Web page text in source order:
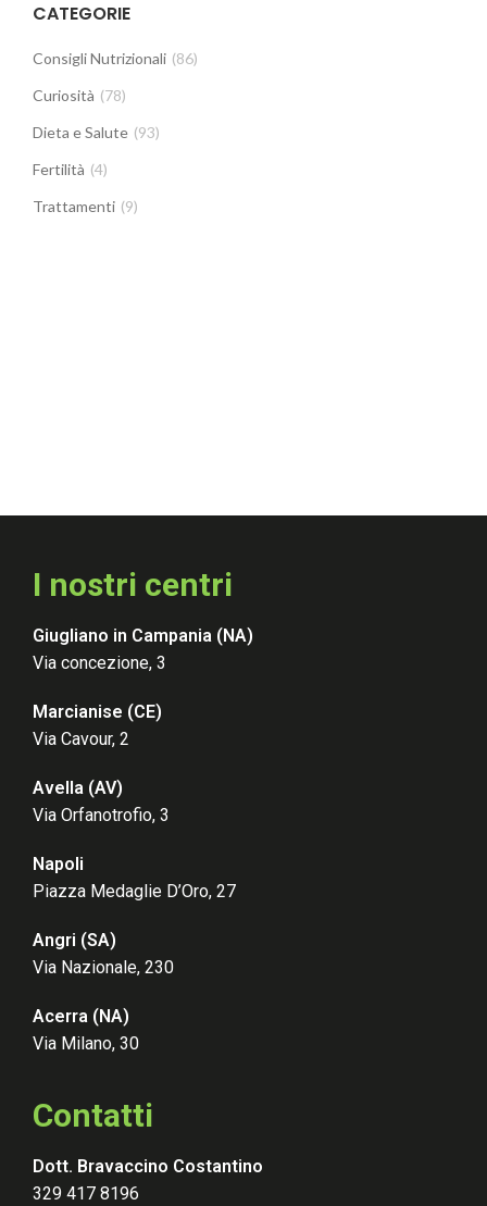
CATEGORIE
Consigli Nutrizionali (86)
Curiosità (78)
Dieta e Salute (93)
Fertilità (4)
Trattamenti (9)
I nostri centri
Giugliano in Campania (NA)
Via concezione, 3
Marcianise (CE)
Via Cavour, 2
Avella (AV)
Via Orfanotrofio, 3
Napoli
Piazza Medaglie D’Oro, 27
Angri (SA)
Via Nazionale, 230
Acerra (NA)
Via Milano, 30
Contatti
Dott. Bravaccino Costantino
329 417 8196